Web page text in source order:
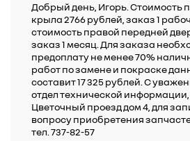
Добрый день, Игорь. Стоимость
крыла 2766 рублей, заказ 1
стоимость правой передней
заказ 1 месяц. Для заказа
предоплату не менее 70%
работ по замене и покраске
составит 17 325 рублей. С
отдел технической информации,
Цветочный проезд дом 4, для
вопросу приобретения
тел. 737-82-57